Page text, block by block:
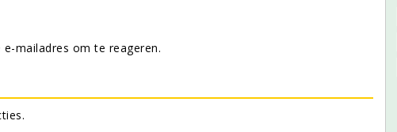
mailadres om te reageren.